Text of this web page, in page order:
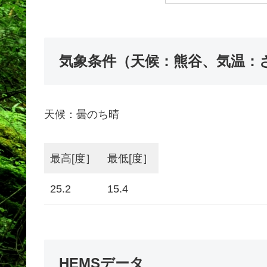
気象条件（天候：熊谷、気温：
天候：曇のち晴
最高[度］ 最低[度］
25.2 15.4
HEMSデータ